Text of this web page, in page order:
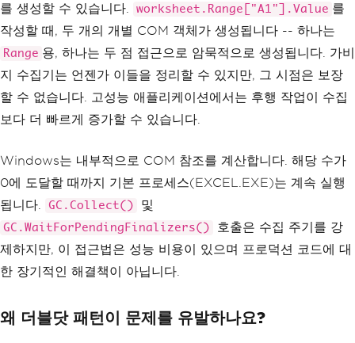
를 생성할 수 있습니다.
worksheet.Range["A1"].Value 를
작성할 때, 두 개의 개별 COM 객체가 생성됩니다 -- 하나는
Range 용, 하나는 두 점 접근으로 암묵적으로 생성됩니다. 가비
지 수집기는 언젠가 이들을 정리할 수 있지만, 그 시점은 보장
할 수 없습니다. 고성능 애플리케이션에서는 후행 작업이 수집
보다 더 빠르게 증가할 수 있습니다.
Windows는 내부적으로 COM 참조를 계산합니다. 해당 수가
0에 도달할 때까지 기본 프로세스(EXCEL.EXE)는 계속 실행
됩니다.
GC.Collect() 및
GC.WaitForPendingFinalizers()
호출은 수집 주기를 강
제하지만, 이 접근법은 성능 비용이 있으며 프로덕션 코드에 대
한 장기적인 해결책이 아닙니다.
왜 더블닷 패턴이 문제를 유발하나요?